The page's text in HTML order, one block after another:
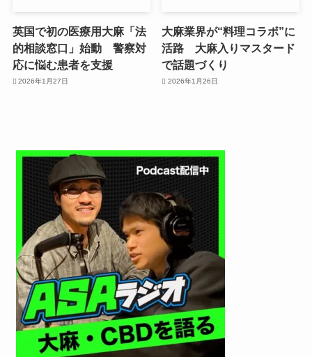
英国で初の医療用大麻「法
的相談窓口」始動 警察対
応に悩む患者を支援
2026年1月27日
大麻業界が“料理コラボ”に
活路 大麻入りマスタード
で話題づくり
2026年1月26日